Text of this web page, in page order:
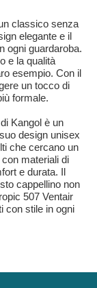
classico senza
elegante e il
ogni guardaroba.
e la qualità
esempio. Con il
un tocco di
formale.
Kangol è un
design unisex
che cercano un
materiali di
e durata. Il
cappellino non
507 Ventair
con stile in ogni